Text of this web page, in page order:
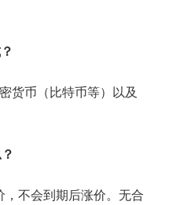
货币（比特币等）以及
不会到期后涨价。无合